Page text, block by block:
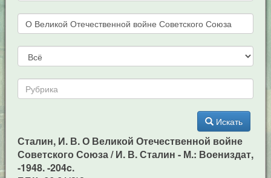
Искать
Сталин, И. В. О Великой Отечественной войне
Советского Союза / И. В. Сталин - М.: Воениздат,
-1948. -204c.